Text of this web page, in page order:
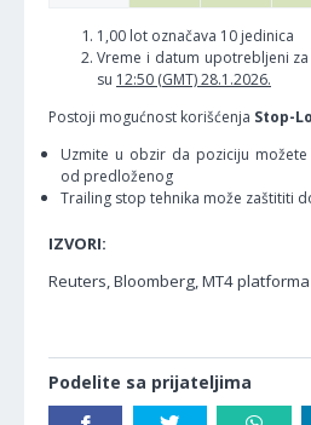
1,00 lot označava 10 jedinica
Vreme i datum upotrebljeni
su 12:50 (GMT) 28.1.2026.
Postoji mogućnost korišćenja Stop-
Uzmite u obzir da poziciju
od predloženog
Trailing stop tehnika može zaštititi
IZVORI:
Reuters, Bloomberg, MT4 platforma
Podelite sa prijateljima